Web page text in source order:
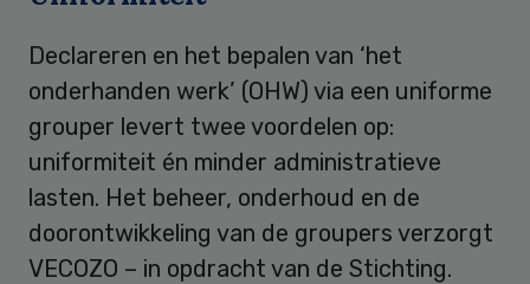
Declareren en het bepalen van ‘het
onderhanden werk’ (OHW) via een uniforme
grouper levert twee voordelen op:
uniformiteit én minder administratieve
lasten. Het beheer, onderhoud en de
doorontwikkeling van de groupers verzorgt
VECOZO – in opdracht van de Stichting.